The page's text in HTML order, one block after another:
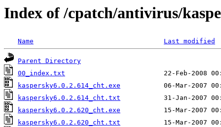
Index of /cpatch/antivirus/
Name Last modified
Parent Directory
00_index.txt
kaspersky6.0.2.614_cht.exe
kaspersky6.0.2.614_cht.txt
kaspersky6.0.2.620_cht.exe
kaspersky6.0.2.620_cht.txt